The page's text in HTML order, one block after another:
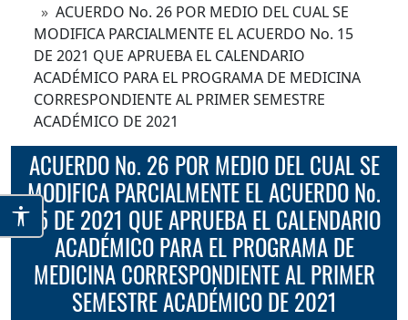
ACUERDO No. 26 POR MEDIO DEL CUAL SE
MODIFICA PARCIALMENTE EL ACUERDO No. 15
DE 2021 QUE APRUEBA EL CALENDARIO
ACADÉMICO PARA EL PROGRAMA DE MEDICINA
CORRESPONDIENTE AL PRIMER SEMESTRE
ACADÉMICO DE 2021
ACUERDO No. 26 POR MEDIO DEL CUAL SE
MODIFICA PARCIALMENTE EL ACUERDO No.
15 DE 2021 QUE APRUEBA EL CALENDARIO
ACADÉMICO PARA EL PROGRAMA DE
MEDICINA CORRESPONDIENTE AL PRIMER
SEMESTRE ACADÉMICO DE 2021